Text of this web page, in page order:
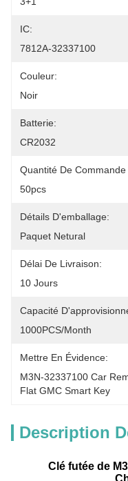
IC:
7812A-32337100
Couleur:
Noir
Batterie:
CR2032
Quantité De Commande
50pcs
Détails D'emballage:
Paquet Netural
Délai De Livraison:
10 Jours
Capacité
1000PCS/Month
Mettre En Évidence:
M3N-32337100 Car
Flat GMC Smart Key
Description
Clé futée de